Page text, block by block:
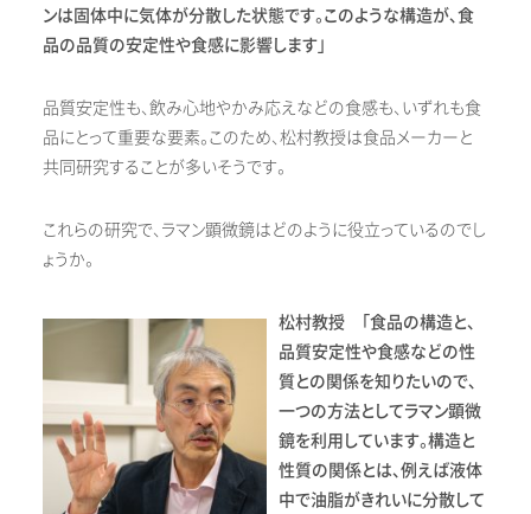
ンは固体中に気体が分散した状態です。このような構造が、食
品の品質の安定性や食感に影響します」
品質安定性も、飲み心地やかみ応えなどの食感も、いずれも食
品にとって重要な要素。このため、松村教授は食品メーカーと
共同研究することが多いそうです。
これらの研究で、ラマン顕微鏡はどのように役立っているのでし
ょうか。
松村教授 「食品の構造と、
品質安定性や食感などの性
質との関係を知りたいので、
一つの方法としてラマン顕微
鏡を利用しています。構造と
性質の関係とは、例えば液体
中で油脂がきれいに分散して